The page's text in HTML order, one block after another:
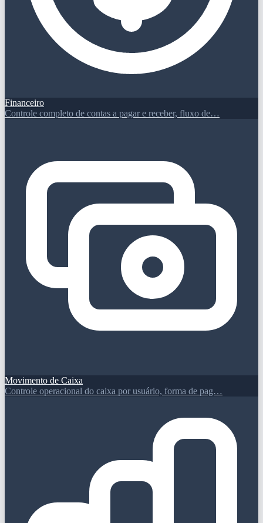
Financeiro
Controle completo de contas a pagar e receber, fluxo de…
Movimento de Caixa
Controle operacional do caixa por usuário, forma de pag…